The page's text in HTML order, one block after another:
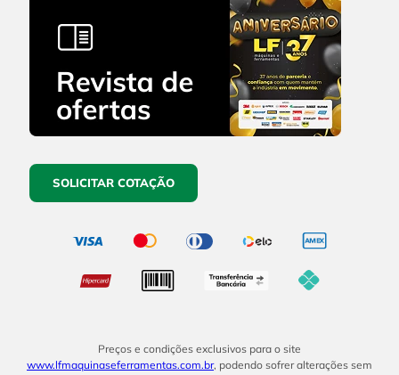
SOLICITAR COTAÇÃO
Preços e condições exclusivos para o site
www.lfmaquinaseferramentas.com.br, podendo sofrer alterações sem